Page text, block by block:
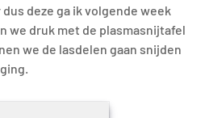
deze ga ik volgende week
we druk met de plasmasnijtafel
we de lasdelen gaan snijden